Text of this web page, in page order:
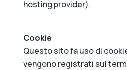
hosting provider).
Cookie
Questo sito fa uso di
vengono registrati sul